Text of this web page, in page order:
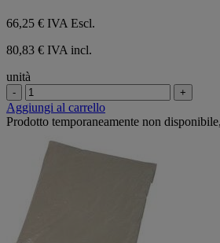
66,25 € IVA Escl.
80,83 € IVA incl.
unità
- +
Aggiungi al carrello
Prodotto temporaneamente non